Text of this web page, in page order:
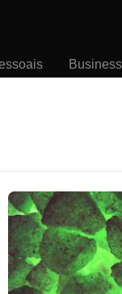
Business